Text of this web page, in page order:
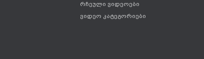
რჩეული ვიდეოები
ვიდეო კატეგორიები